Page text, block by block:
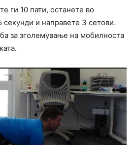
ги 10 пати, останете во
и направете 3 сетови.
за зголемување на мобилноста